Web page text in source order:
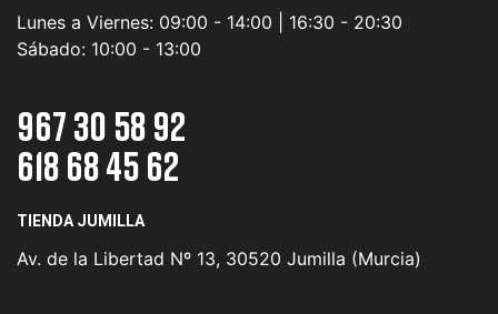
Lunes a Viernes: 09:00 - 14:00 | 16:30 - 20:30
Sábado: 10:00 - 13:00
967 30 58 92
618 68 45 62
TIENDA JUMILLA
Av. de la Libertad Nº 13, 30520 Jumilla (Murcia)